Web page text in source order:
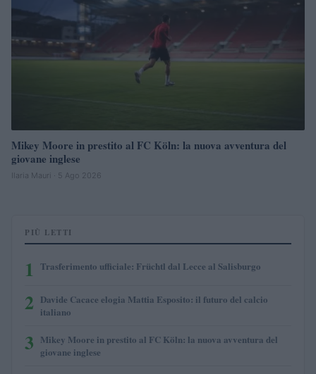
Mikey Moore in prestito al FC Köln: la nuova avventura del
giovane inglese
Ilaria Mauri · 5 Ago 2026
PIÙ LETTI
1 Trasferimento ufficiale: Früchtl dal Lecce al Salisburgo
2 Davide Cacace elogia Mattia Esposito: il futuro del calcio
italiano
3 Mikey Moore in prestito al FC Köln: la nuova avventura del
giovane inglese